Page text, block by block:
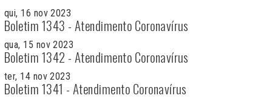
qui, 16 nov 2023
Boletim 1343 - Atendimento Coronavírus
qua, 15 nov 2023
Boletim 1342 - Atendimento Coronavírus
ter, 14 nov 2023
Boletim 1341 - Atendimento Coronavírus